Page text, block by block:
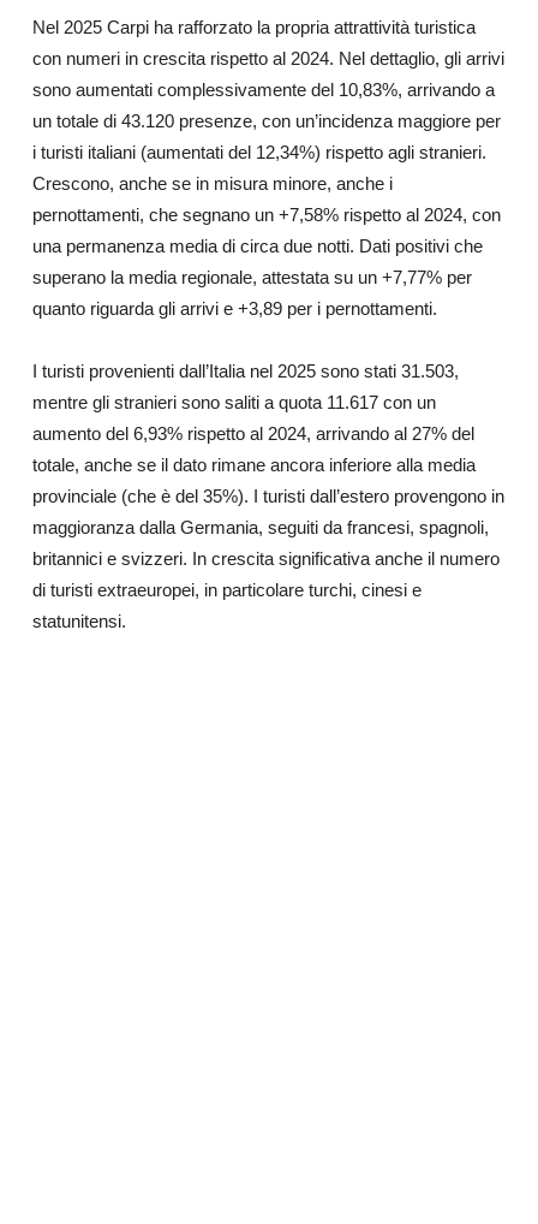
Nel 2025 Carpi ha rafforzato la propria attrattività turistica
con numeri in crescita rispetto al 2024. Nel dettaglio, gli arrivi
sono aumentati complessivamente del 10,83%, arrivando a
un totale di 43.120 presenze, con un’incidenza maggiore per
i turisti italiani (aumentati del 12,34%) rispetto agli stranieri.
Crescono, anche se in misura minore, anche i
pernottamenti, che segnano un +7,58% rispetto al 2024, con
una permanenza media di circa due notti. Dati positivi che
superano la media regionale, attestata su un +7,77% per
quanto riguarda gli arrivi e +3,89 per i pernottamenti.
I turisti provenienti dall’Italia nel 2025 sono stati 31.503,
mentre gli stranieri sono saliti a quota 11.617 con un
aumento del 6,93% rispetto al 2024, arrivando al 27% del
totale, anche se il dato rimane ancora inferiore alla media
provinciale (che è del 35%). I turisti dall’estero provengono in
maggioranza dalla Germania, seguiti da francesi, spagnoli,
britannici e svizzeri. In crescita significativa anche il numero
di turisti extraeuropei, in particolare turchi, cinesi e
statunitensi.